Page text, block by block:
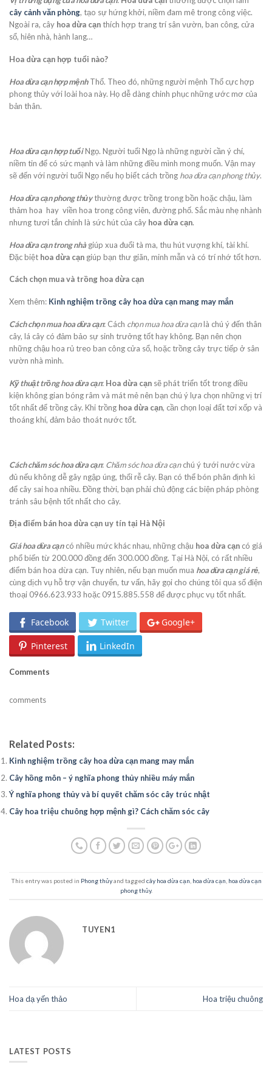
cây cảnh văn phòng, tạo sự hứng khởi, niềm đam mê trong công việc.
Ngoài ra, cây hoa dừa cạnthích hợp trang trí sân vườn, ban công, cửa
sổ, hiên nhà, hành lang…
Hoa dừa cạn hợp tuổi nào?
Hoa dừa cạn hợp mệnhThổ. Theo đó, những người mệnh Thổ cực hợp
phong thủy với loài hoa này. Họ dễ dàng chinh phục những ước mơ của
bản thân.
Hoa dừa cạn hợp tuổiNgọ. Người tuổi Ngọ là những người cần ý chí,
niềm tin để có sức mạnh và làm những điều mình mong muốn. Vận may
sẽ đến với người tuổi Ngọ nếu họ biết cách trồng hoa dừa cạn phong thủy.
Hoa dừa cạn phong thủythường được trồng trong bồn hoặc chậu, làm
thảm hoa hay viền hoa trong công viên, đường phố. Sắc màu nhẹ nhành
nhưng tươi tắn chính là sức hút của cây hoa dừa cạn.
Hoa dừa cạn trong nhà giúp xua đuổi tà ma, thu hút vượng khí, tài khí.
Đặc biệt hoa dừa cạn giúp bạn thư giãn, minh mẫn và có trí nhớ tốt hơn.
Cách chọn mua và trồng hoa dừa cạn
Xem thêm: Kinh nghiệm trồng cây hoa dừa cạn mang may mắn
Cách chọn mua hoa dừa cạn: Cách chọn mua hoa dừa cạnlà chú ý đến thân
cây, lá cây có đảm bảo sự sinh trưởng tốt hay không. Bạn nên chọn
những chậu hoa rủ treo ban công cửa sổ, hoặc trồng cây trực tiếp ở sân
vườn nhà mình.
Kỹ thuật trồng hoa dừa cạn: Hoa dừa cạn sẽ phát triển tốt trong điều
kiện không gian bóng râm và mát mẻ nên bạn chú ý lựa chọn những vị trí
tốt nhất để trồng cây. Khi trồng hoa dừa cạn, cần chọn loại đất tơi xốp và
thoáng khí, đảm bảo thoát nước tốt.
Cách chăm sóc hoa dừa cạn: Chăm sóc hoa dừa cạnchú ý tưới nước vừa
đủ nếu không dễ gây ngập úng, thối rễ cây. Bạn có thể bón phân định kì
để cây sai hoa nhiều. Đồng thời, bạn phải chủ động các biện pháp phòng
tránh sâu bệnh tốt nhất cho cây.
Địa điểm bán hoa dừa cạn uy tín tại Hà Nội
Giá hoa dừa cạncó nhiều mức khác nhau, những chậu hoa dừa cạn có giá
phổ biến từ 200.000 đồng đến 300.000 đồng. Tại Hà Nội, có rất nhiều
điểm bán hoa dừa cạn. Tuy nhiên, nếu bạn muốn mua hoa dừa cạn giá rẻ,
cùng dịch vụ hỗ trợ vận chuyển, tư vấn, hãy gọi cho chúng tôi qua số điện
thoại 0966.623.933 hoặc 0915.885.558 để được phục vụ tốt nhất.
Facebook Twitter Google+
Pinterest LinkedIn
Comments
comments
Related Posts:
Kinh nghiệm trồng cây hoa dừa cạn mang may mắn
Cây hồng môn – ý nghĩa phong thủy nhiều máy mắn
Ý nghĩa phong thủy và bí quyết chăm sóc cây trúc nhật
Cây hoa triệu chuông hợp mệnh gì? Cách chăm sóc cây
This entry was posted in Phong thủyand tagged cây hoa dừa cạn hoa dừa cạn hoa dừa cạn
phong thủy.
TUYEN1
Hoa dạ yến thảo Hoa triệu chuông
LATEST POSTS